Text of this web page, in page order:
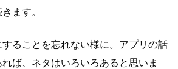
ます。
ることを忘れない様に。アプリの話
ば、ネタはいろいろあると思いま